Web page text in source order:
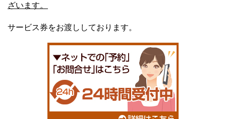
ざいます。
サービス券をお渡ししております。